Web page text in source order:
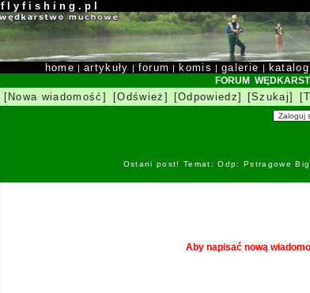
f l y f i s h i n g . p l
home |artykuły | forum | komis |galerie |
FORUM
[Nowa wiadomość] [Odśwież] [Odpowiedz] [Szukaj]
Ostani post! Temat: Odp: Pstragowe
Aby napisać nową